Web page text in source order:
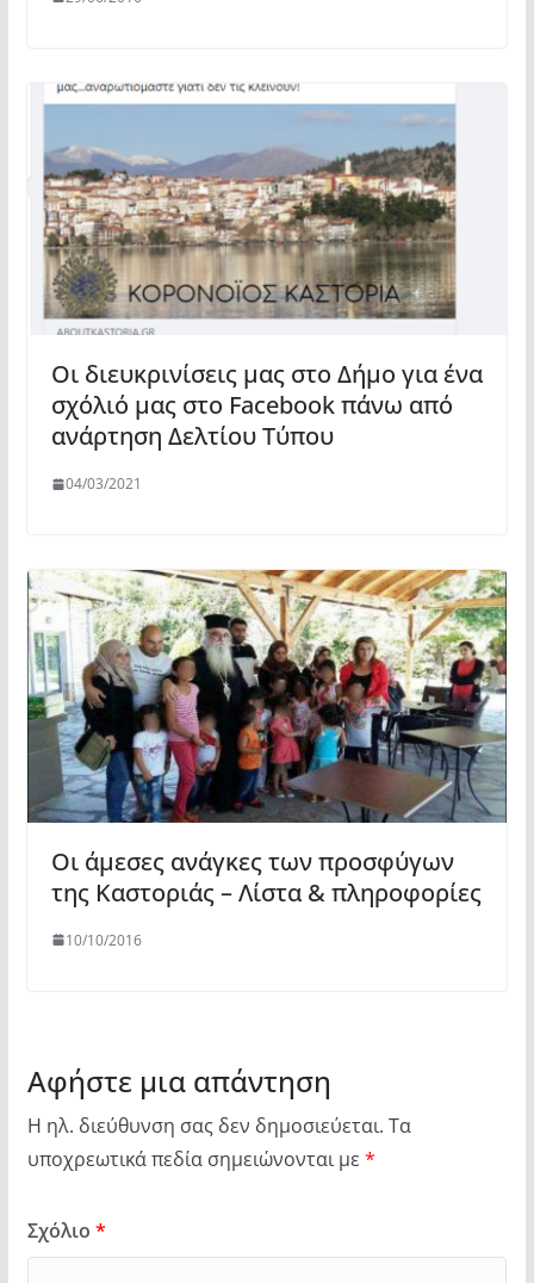
Οι διευκρινίσεις μας στο Δήμο για ένα
σχόλιό μας στο Facebook πάνω από
ανάρτηση Δελτίου Τύπου
04/03/2021
Οι άμεσες ανάγκες των προσφύγων
της Καστοριάς – Λίστα & πληροφορίες
10/10/2016
Αφήστε μια απάντηση
Η ηλ. διεύθυνση σας δεν δημοσιεύεται. Τα
υποχρεωτικά πεδία σημειώνονται με *
Σχόλιο *